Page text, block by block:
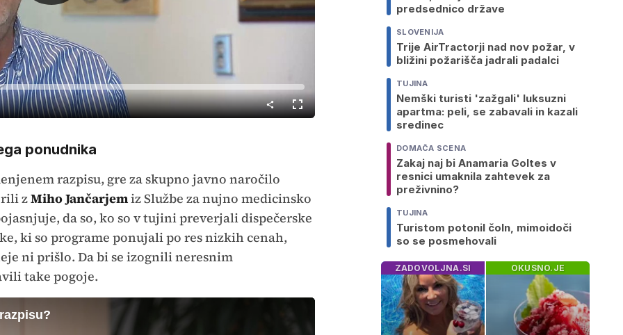
Predvajaj
Celozaslonski
način
ponudnika
razpisu, gre za skupno javno naročilo
zMiho Jančarjemiz Službe za nujno medicinsko
da so, ko so v tujini preverjali dispečerske
ki so programe ponujali po res nizkih cenah,
ni prišlo. Da bi se izognili neresnim
take pogoje.
predsednico države
SLOVENIJA
Trije AirTractorji nad nov požar, v
bližini požarišča jadrali padalci
TUJINA
Nemški turisti 'zažgali' luksuzni
apartma: peli, se zabavali in kazali
sredinec
DOMAČA SCENA
Zakaj naj bi Anamaria Goltes v
resnici umaknila zahtevek za
preživnino?
TUJINA
Turistom potonil čoln, mimoidoči
so se posmehovali
ZADOVOLJNA.SI OKUSNO.JE